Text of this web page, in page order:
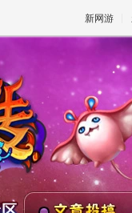
新网游